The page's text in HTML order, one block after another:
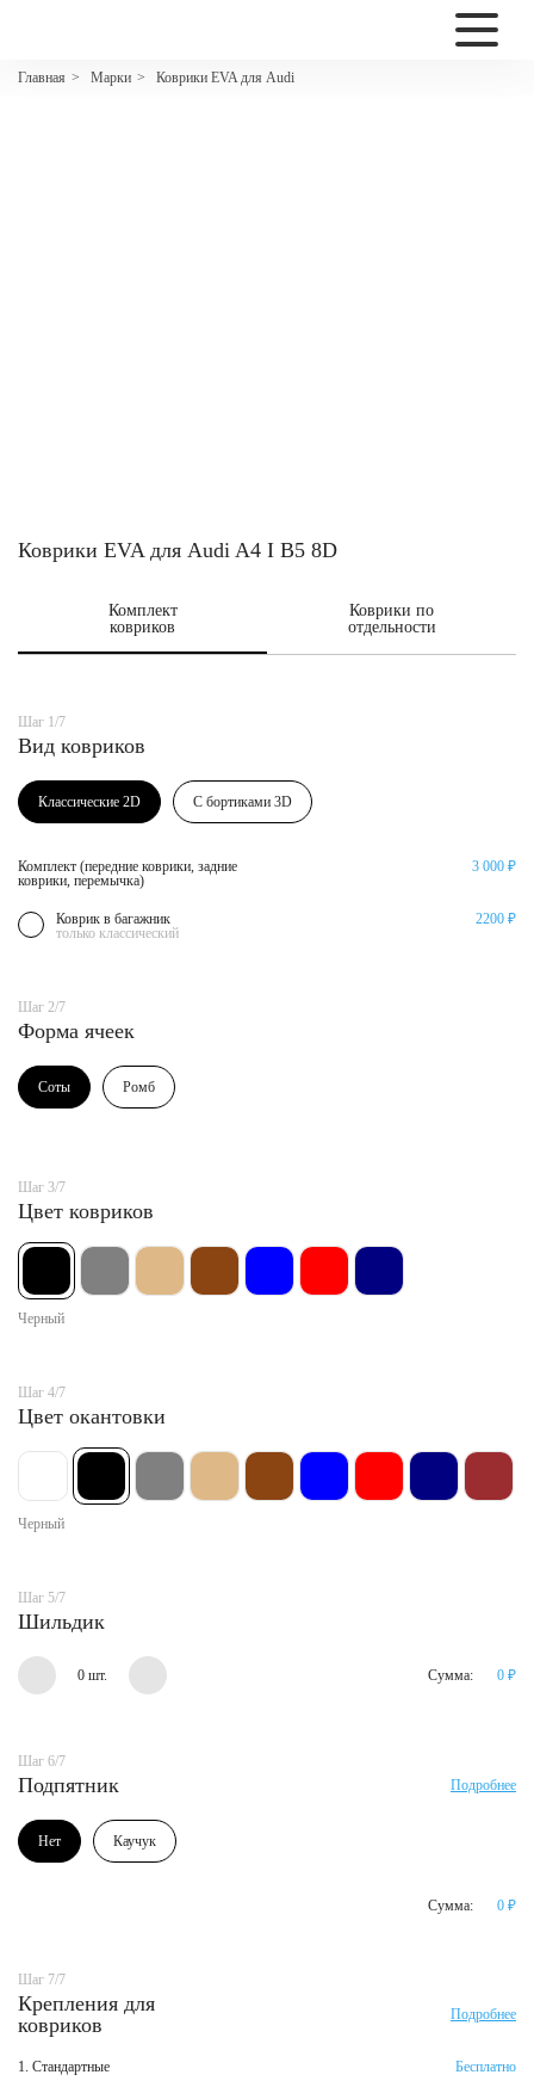
Главная > Марки > Коврики EVA для Audi
2200
Коврики EVA для Audi A4 I B5 8D
Комплект
ковриков
Коврики по
отдельности
Шаг 1/7
Вид ковриков
Классические 2D С бортиками 3D
Комплект (передние коврики, задние
коврики, перемычка)
3 000 ₽
Коврик в багажник
только классический
2200 ₽
Шаг 2/7
Форма ячеек
Соты Ромб
Шаг 3/7
Цвет ковриков
Черный
Шаг 4/7
Цвет окантовки
Черный
Шаг 5/7
Шильдик
0 шт. Сумма: 0 ₽
Шаг 6/7
Подпятник Подробнее
Нет Каучук
Сумма: 0 ₽
Шаг 7/7
Крепления для
ковриков
Подробнее
1. Стандартные Бесплатно